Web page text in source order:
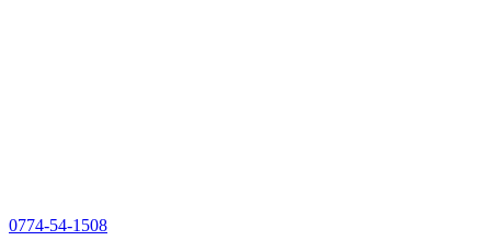
0774-54-1508